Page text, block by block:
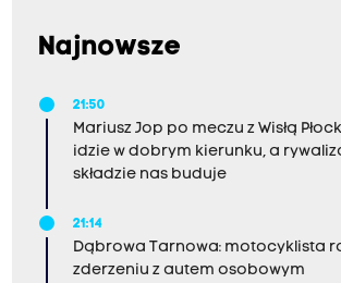
Najnowsze
21:50
Mariusz Jop po meczu z Wisłą
idzie w dobrym kierunku, a
składzie nas buduje
21:14
Dąbrowa Tarnowa: motocyklista
zderzeniu z autem osobowym